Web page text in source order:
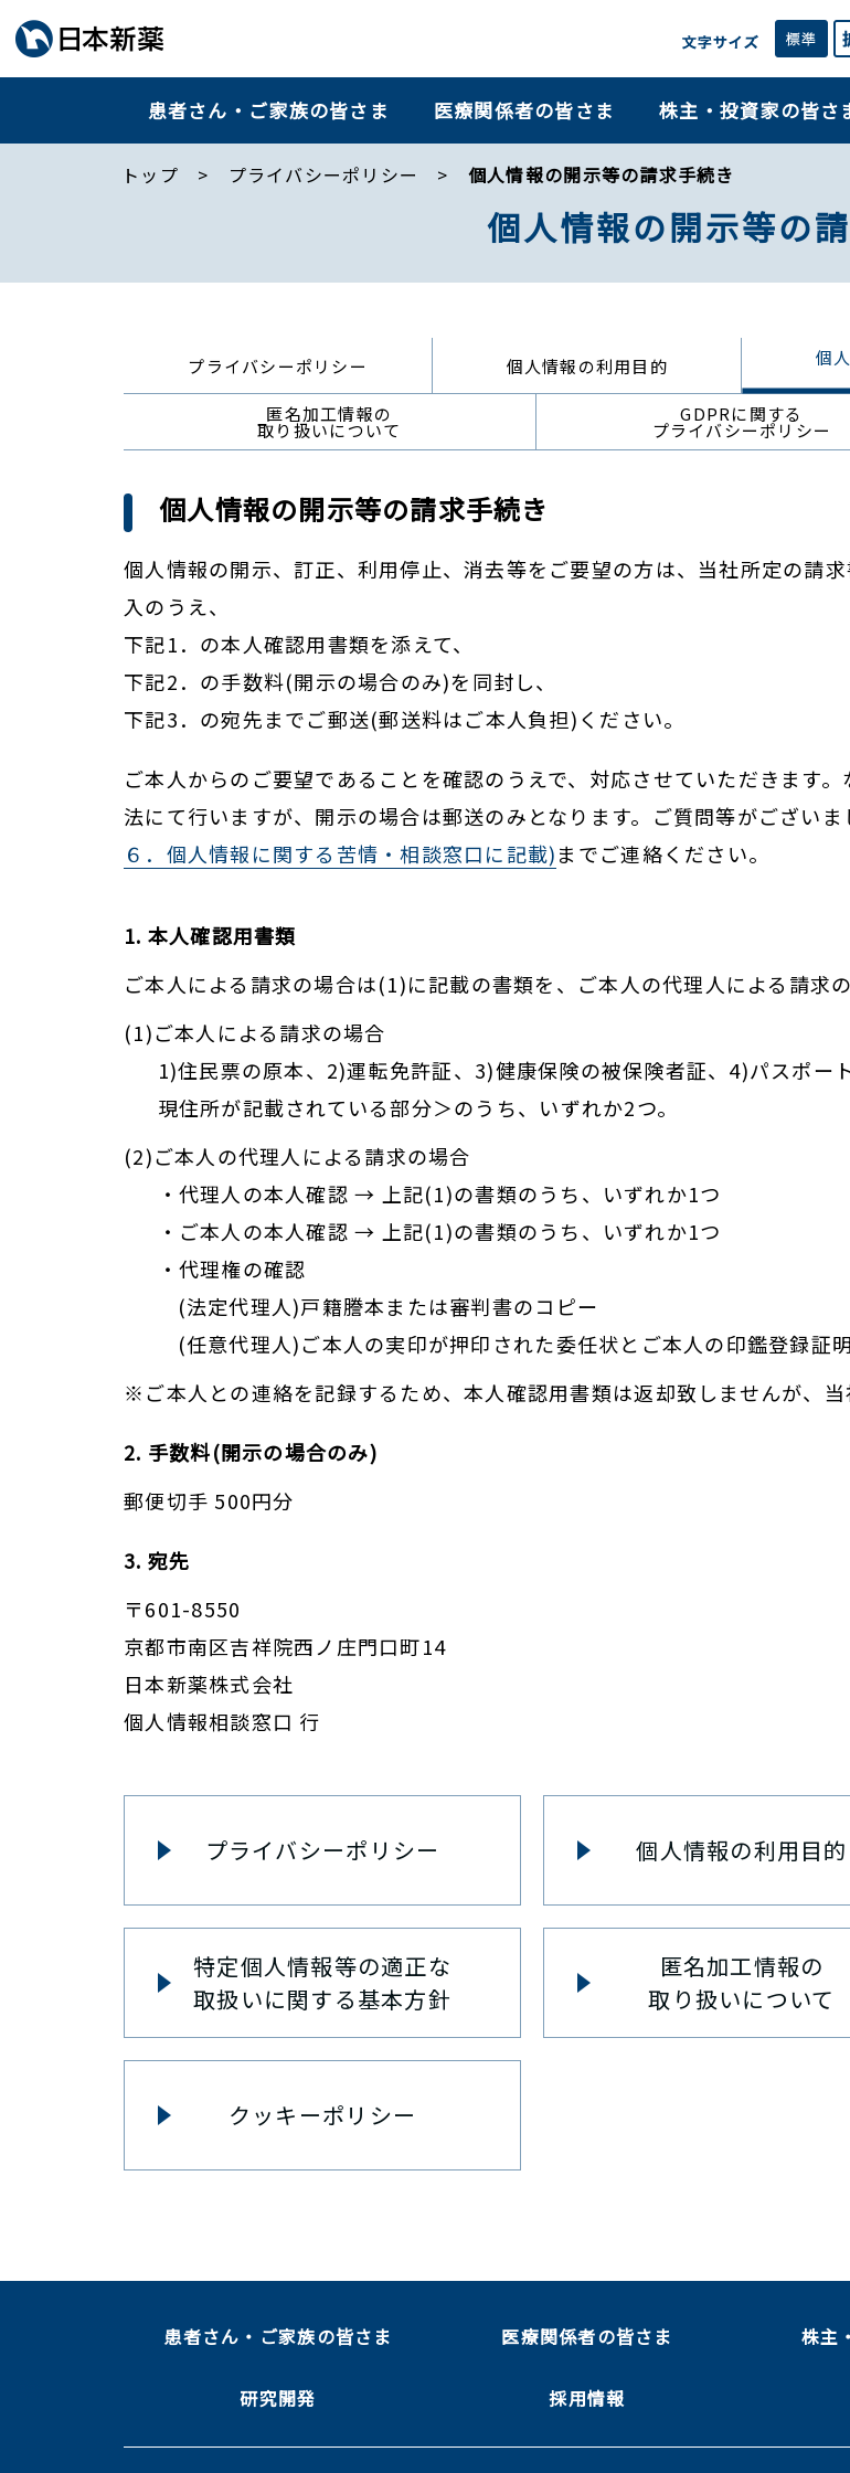
患者さん・ご家族の皆さま 医療関係者の皆さま 株主・投資家の皆さ
トップ プライバシーポリシー 個人情報の開示等の請求手続き
個人情報の開示等の
プライバシーポリシー 個人情報の利用目的 個
匿名加工情報の
取り扱いについて
GDPRに関する
プライバシーポリシー
個人情報の開示等の請求手続き
個人情報の開示、訂正、利用停止、消去等をご要望の方は、当社所定の請
入のうえ、
下記1．の本人確認用書類を添えて、
下記2．の手数料(開示の場合のみ)を同封し、
下記3．の宛先までご郵送(郵送料はご本人負担)ください。
ご本人からのご要望であることを確認のうえで、対応させていただきます
法にて行いますが、開示の場合は郵送のみとなります。ご質問等がございま
６．個人情報に関する苦情・相談窓口に記載)までご連絡ください。
1. 本人確認用書類
ご本人による請求の場合は(1)に記載の書類を、ご本人の代理人による請求
(1)ご本人による請求の場合
1)住民票の原本、2)運転免許証、3)健康保険の被保険者証、4)パスポ
現住所が記載されている部分＞のうち、いずれか2つ。
(2)ご本人の代理人による請求の場合
・代理人の本人確認 → 上記(1)の書類のうち、いずれか1つ
・ご本人の本人確認 → 上記(1)の書類のうち、いずれか1つ
・代理権の確認
(法定代理人)戸籍謄本または審判書のコピー
(任意代理人)ご本人の実印が押印された委任状とご本人の印鑑登録証
※ご本人との連絡を記録するため、本人確認用書類は返却致しませんが、当
2. 手数料(開示の場合のみ)
郵便切手 500円分
3. 宛先
〒601-8550
京都市南区吉祥院西ノ庄門口町14
日本新薬株式会社
個人情報相談窓口 行
プライバシーポリシー 個人情報の利用目的
特定個人情報等の適正な
取扱いに関する基本方針
匿名加工情報の
取り扱いについて
クッキーポリシー
患者さん・ご家族の皆さま 医療関係者の皆さま 株主
研究開発 採用情報